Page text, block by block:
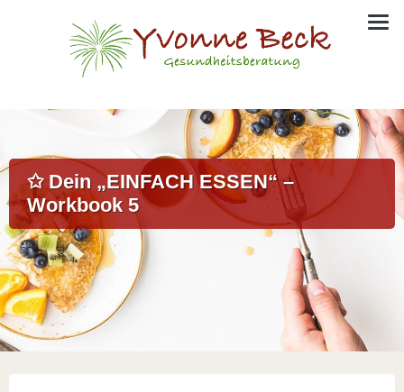
✩ Dein „EINFACH ESSEN“ –
Workbook 5